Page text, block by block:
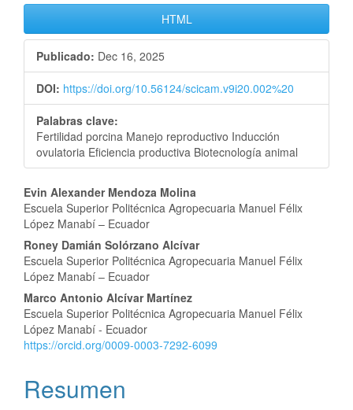
HTML
Publicado: Dec 16, 2025
DOI: https://doi.org/10.56124/scicam.v9i20.002%20
Palabras clave:
Fertilidad porcina Manejo reproductivo Inducción
ovulatoria Eficiencia productiva Biotecnología animal
Contenido
principal
del
artículo
Evin Alexander Mendoza Molina
Escuela Superior Politécnica Agropecuaria Manuel Félix
López Manabí – Ecuador
Roney Damián Solórzano Alcívar
Escuela Superior Politécnica Agropecuaria Manuel Félix
López Manabí – Ecuador
Marco Antonio Alcívar Martínez
Escuela Superior Politécnica Agropecuaria Manuel Félix
López Manabí - Ecuador
https://orcid.org/0009-0003-7292-6099
Resumen